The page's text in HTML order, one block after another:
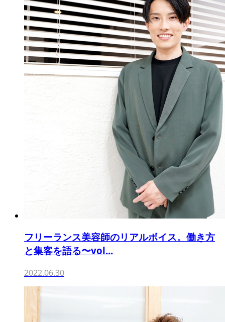
フリーランス美容師のリアルボイス。働き方
と集客を語る〜vol...
2022.06.30